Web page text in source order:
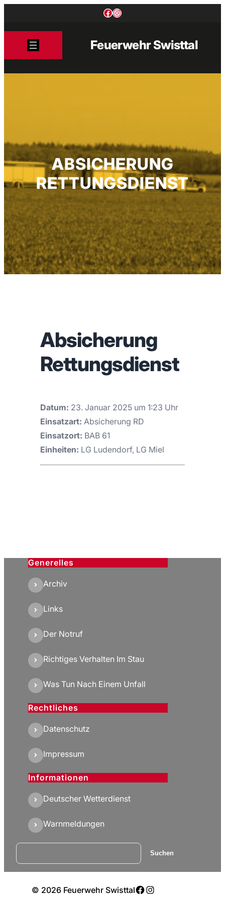
Facebook
Instagram
Feuerwehr Swisttal
ABSICHERUNG
RETTUNGSDIENST
Absicherung
Rettungsdienst
Datum: 23. Januar 2025 um 1:23 Uhr
Einsatzart: Absicherung RD
Einsatzort: BAB 61
Einheiten: LG Ludendorf, LG Miel
Generelles
Archiv
Links
Der Notruf
Richtiges Verhalten Im Stau
Was Tun Nach Einem Unfall
Rechtliches
Datenschutz
Impressum
Informationen
Deutscher Wetterdienst
Warnmeldungen
Suchen Suchen
© 2026 Feuerwehr SwisttalFacebook
Instagram